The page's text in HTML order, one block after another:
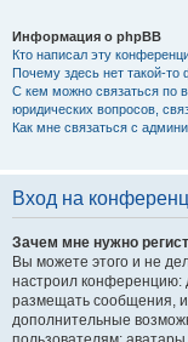
Информация о phpBB
Кто написал эту
Почему здесь нет такой-то
С кем можно связаться по
юридических вопросов,
Как мне связаться с
Вход на
Зачем мне нужно
Вы можете этого и не
настроил конференцию:
размещать сообщения,
дополнительные